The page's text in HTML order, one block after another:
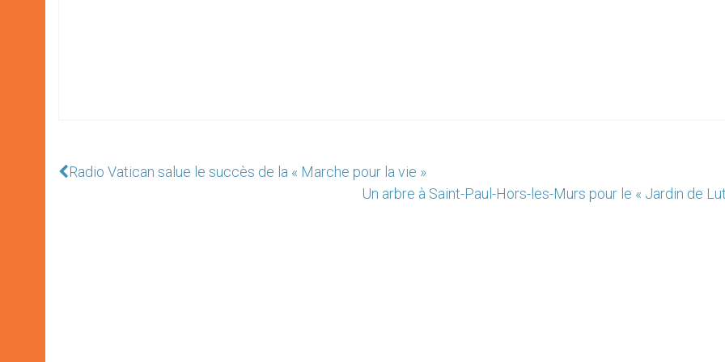
Radio Vatican salue le succès de la « Marche pour la vie »
Un arbre à Saint-Paul-Hors-les-Murs pour le « Jardin de